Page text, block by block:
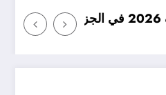
امطار بكميات كبيرة